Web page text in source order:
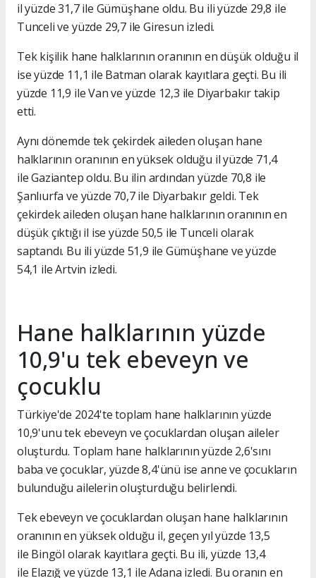
il yüzde 31,7 ile Gümüşhane oldu. Bu ili yüzde 29,8 ile
Tunceli ve yüzde 29,7 ile Giresun izledi.
Tek kişilik hane halklarının oranının en düşük olduğu il
ise yüzde 11,1 ile Batman olarak kayıtlara geçti. Bu ili
yüzde 11,9 ile Van ve yüzde 12,3 ile Diyarbakır takip
etti.
Aynı dönemde tek çekirdek aileden oluşan hane
halklarının oranının en yüksek olduğu il yüzde 71,4
ile Gaziantep oldu. Bu ilin ardından yüzde 70,8 ile
Şanlıurfa ve yüzde 70,7 ile Diyarbakır geldi. Tek
çekirdek aileden oluşan hane halklarının oranının en
düşük çıktığı il ise yüzde 50,5 ile Tunceli olarak
saptandı. Bu ili yüzde 51,9 ile Gümüşhane ve yüzde
54,1 ile Artvin izledi.
Hane halklarının yüzde
10,9'u tek ebeveyn ve
çocuklu
Türkiye'de 2024'te toplam hane halklarının yüzde
10,9'unu tek ebeveyn ve çocuklardan oluşan aileler
oluşturdu. Toplam hane halklarının yüzde 2,6'sını
baba ve çocuklar, yüzde 8,4'ünü ise anne ve çocukların
bulunduğu ailelerin oluşturduğu belirlendi.
Tek ebeveyn ve çocuklardan oluşan hane halklarının
oranının en yüksek olduğu il, geçen yıl yüzde 13,5
ile Bingöl olarak kayıtlara geçti. Bu ili, yüzde 13,4
ile Elazığ ve yüzde 13,1 ile Adana izledi. Bu oranın en